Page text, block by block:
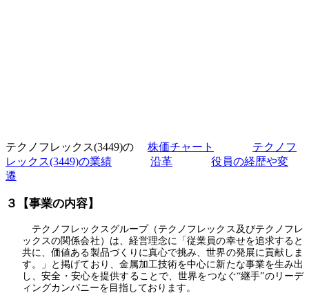
テクノフレックス(3449)の 株価チャート
テクノフ
レックス(3449)の業績
沿革
役員の経歴や変
遷
３【事業の内容】
テクノフレックスグループ（テクノフレックス及びテクノフレ
ックスの関係会社）は、経営理念に「従業員の幸せを追求すると
共に、価値ある製品づくりに真心で挑み、世界の発展に貢献しま
す。」と掲げており、金属加工技術を中心に新たな事業を生み出
し、安全・安心を提供することで、世界をつなぐ“継手”のリーデ
ィングカンパニーを目指しております。